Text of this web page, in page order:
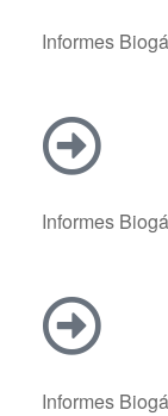
Informes
Informes
Informes